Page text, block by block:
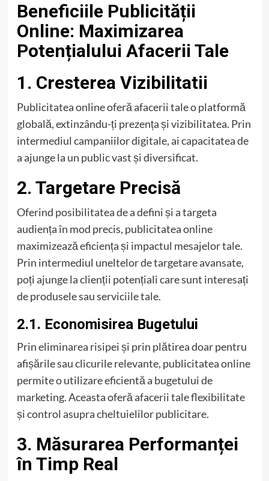
Beneficiile Publicității
Online: Maximizarea
Potențialului Afacerii Tale
1. Cresterea Vizibilitatii
Publicitatea online oferă afacerii tale o platformă
globală, extinzându-ți prezența și vizibilitatea. Prin
intermediul campaniilor digitale, ai capacitatea de
a ajunge la un public vast și diversificat.
2. Targetare Precisă
Oferind posibilitatea de a defini și a targeta
audiența în mod precis, publicitatea online
maximizează eficiența și impactul mesajelor tale.
Prin intermediul uneltelor de targetare avansate,
poți ajunge la clienții potențiali care sunt interesați
de produsele sau serviciile tale.
2.1. Economisirea Bugetului
Prin eliminarea risipei și prin plătirea doar pentru
afișările sau clicurile relevante, publicitatea online
permite o utilizare eficientă a bugetului de
marketing. Aceasta oferă afacerii tale flexibilitate
și control asupra cheltuielilor publicitare.
3. Măsurarea Performanței
în Timp Real